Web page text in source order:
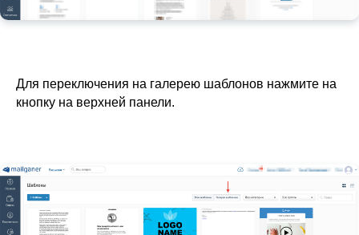
Для переключения на галерею шаблонов нажмите на
кнопку на верхней панели.